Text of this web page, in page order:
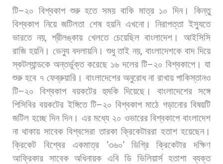
টি–২০ বিশ্বকাপ শুরু হতে সময় বাকি মাত্র ১০ দিন।
কিন্তু
বিশ্বকাপ নিয়ে জটিলতা শেষ হয়নি এখনো। নিরাপত্তা ইস্যুতে
ভারতে নয়,শ্রীলঙ্কায় খেলতে চেয়েছিল বাংলাদেশ।
আইসিসি
রাজি হয়নি। ভেন্যু বদলায়নি। শুধু তাই নয়,বাংলাদেশকে বাদ দিয়ে
স্কটল্যান্ডকে অন্তর্ভুক্ত করেছে ১৬ দলের টি–২০ বিশ্বকাপে। যা
শুরু হবে ৭ ফেব্রুয়ারি। বাংলাদেশের অনুরোধ না রাখায় পাকিস্তানও
টি–২০ বিশ্বকাপ বয়কটের হুমকি দিয়েছে। বাংলাদেশের সঙ্গে
পিসিবির বয়কটের ইঙ্গিতে টি–২০ বিশ্বকাপ মাঠে গড়ানোর বিষয়টি
জটিল হচ্ছে দিন দিন। এর মধ্যে ২০ ওভারের বিশ্বকাপে বাংলাদেশ
না থাকায় সাবেক বিশ্বসেরা তারকা ক্রিকেটাররা হতাশ হয়েছেন।
ক্রিকেট
বিশ্বের একমাত্র‘৩৬০’ডিগ্রি ক্রিকেটার
দক্ষিণ
আফ্রিকার সাবেক অধিনায়ক এবি ডি ভিলিয়ার্স হতাশা ব্যক্ত